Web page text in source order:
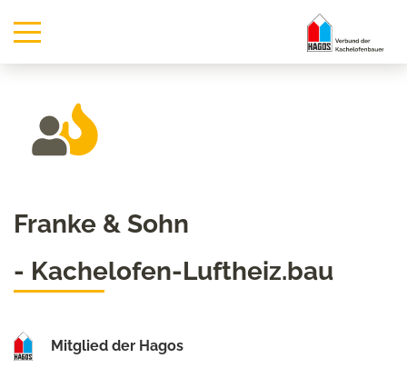
Franke & Sohn
- Kachelofen-Luftheiz.bau
Mitglied der Hagos